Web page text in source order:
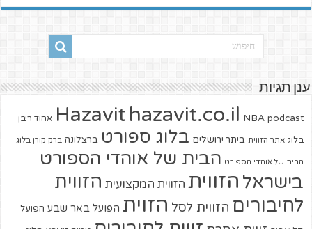
ענן תגיות
Hazavit hazavit.co.il NBA podcast אהוד ריבן
בלוג אתר הזווית ביתר ירושלים בלוג ספורט ברצלונה ברק קורן בלוג
הבית של אוהדי הספורט הבית של אוהדי הספורט
בישראל הזווית הזווית המקצועית הזווית
לחיבורים הזווית לסל הזוית הפועל באר שבע הפועל